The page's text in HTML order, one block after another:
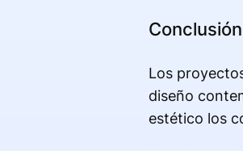
Conclusión
Los
diseño
estético los